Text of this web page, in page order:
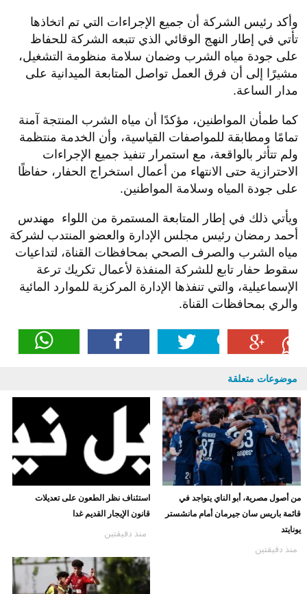
وأكد رئيس الشركة أن جميع الإجراءات التي تم اتخاذها
تأتي في إطار النهج الوقائي الذي تتبعه الشركة للحفاظ
على جودة مياه الشرب وضمان سلامة منظومة التشغيل،
مشيرًا إلى أن فرق العمل تواصل المتابعة الميدانية على
مدار الساعة.
كما طمأن المواطنين، مؤكدًا أن مياه الشرب المنتجة آمنة
تمامًا ومطابقة للمواصفات القياسية، وأن الخدمة منتظمة
ولم تتأثر بالواقعة، مع استمرار تنفيذ جميع الإجراءات
الاحترازية حتى الانتهاء من أعمال استخراج الحفار، حفاظًا
على جودة المياه وسلامة المواطنين.
ويأتي ذلك في إطار المتابعة المستمرة من اللواء مهندس
أحمد رمضان رئيس مجلس الإدارة والعضو المنتدب لشركة
مياه الشرب والصرف الصحي بمحافظات القناة، لتداعيات
سقوط حفار تابع للشركة المنفذة لأعمال تكريك ترعة
الإسماعيلية، والتي تنفذها الإدارة المركزية للموارد المائية
والري بمحافظات القناة.
موضوعات متعلقة
من أصول مصرية، أبو الناي يتواجد في
قائمة باريس سان جيرمان أمام مانشستر
يونايتد
منذ دقيقتين
استئناف نظر الطعون على تعديلات
قانون الإيجار القديم غدا
منذ دقيقتين